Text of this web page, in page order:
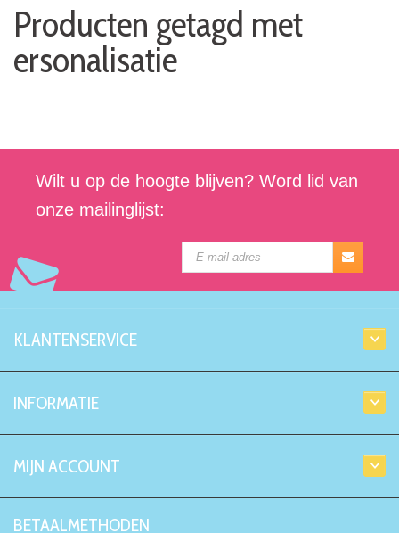
Producten getagd met
ersonalisatie
Wilt u op de hoogte blijven? Word lid van
onze mailinglijst:
KLANTENSERVICE
INFORMATIE
MIJN ACCOUNT
BETAALMETHODEN